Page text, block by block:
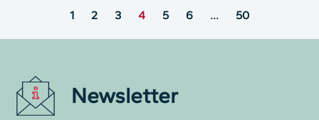
1 2 3 4 5 6 … 50
Newsletter